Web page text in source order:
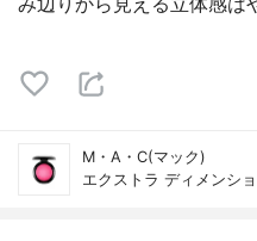
M・A・C(マック)
エクストラ ディメンシ